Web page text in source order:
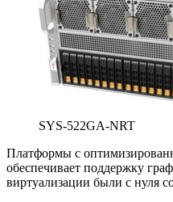
SYS-522GA-NRT
Платформы с
обеспечивает поддержку
виртуализации были с нуля